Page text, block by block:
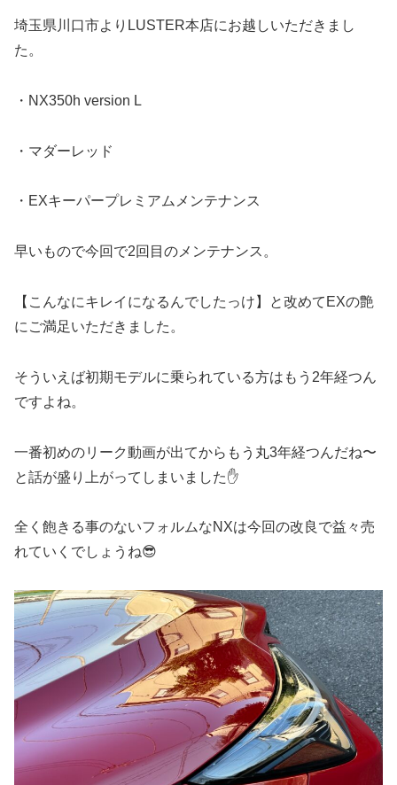
埼玉県川口市よりLUSTER本店にお越しいただきまし
た。
・NX350h version L
・マダーレッド
・EXキーパープレミアムメンテナンス
早いもので今回で2回目のメンテナンス。
【こんなにキレイになるんでしたっけ】と改めてEXの艶
にご満足いただきました。
そういえば初期モデルに乗られている方はもう2年経つん
ですよね。
一番初めのリーク動画が出てからもう丸3年経つんだね〜
と話が盛り上がってしまいました✋
全く飽きる事のないフォルムなNXは今回の改良で益々売
れていくでしょうね😎